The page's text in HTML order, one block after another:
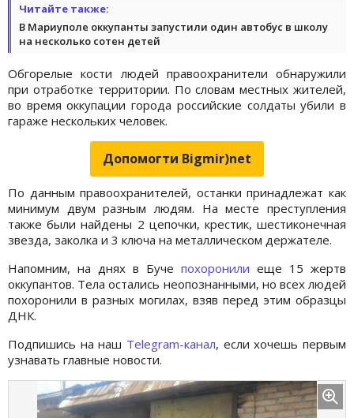
Читайте также:
В Мариуполе оккупанты запустили один автобус в школу
на несколько сотен детей
Обгорелые кости людей правоохранители обнаружили
при отработке территории. По словам местных жителей,
во время оккупации города российские солдаты убили в
гараже нескольких человек.
Допомогти Bigmir)net
По данным правоохранителей, останки принадлежат как
минимум двум разным людям. На месте преступления
также были найдены 2 цепочки, крестик, шестиконечная
звезда, заколка и 3 ключа на металлическом держателе.
Напомним, на днях в Буче похоронили еще 15 жертв
оккупантов. Тела остались неопознанными, но всех людей
похоронили в разных могилах, взяв перед этим образцы
ДНК.
Подпишись на наш Telegram-канал, если хочешь первым
узнавать главные новости.